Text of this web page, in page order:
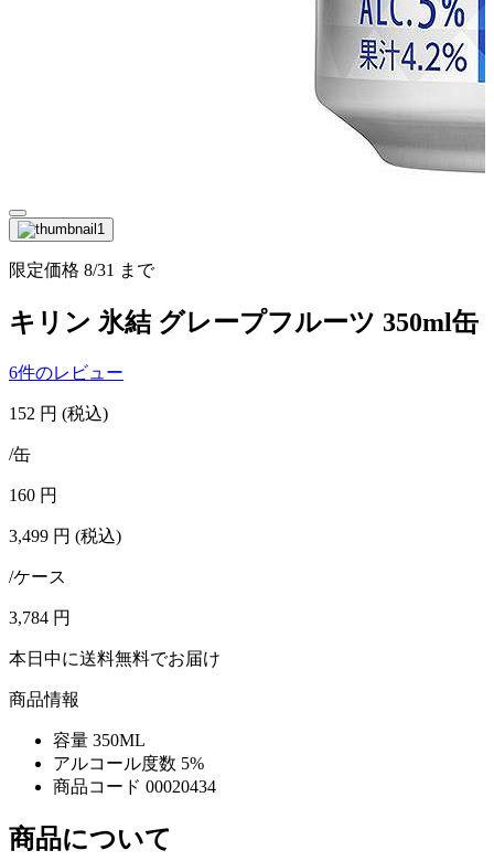
限定価格 8/31 まで
キリン 氷結 グレープフルーツ 350ml缶
6件のレビュー
152 円 (税込)
/缶
160 円
3,499 円 (税込)
/ケース
3,784 円
本日中に送料無料でお届け
商品情報
容量 350ML
アルコール度数 5%
商品コード 00020434
商品について